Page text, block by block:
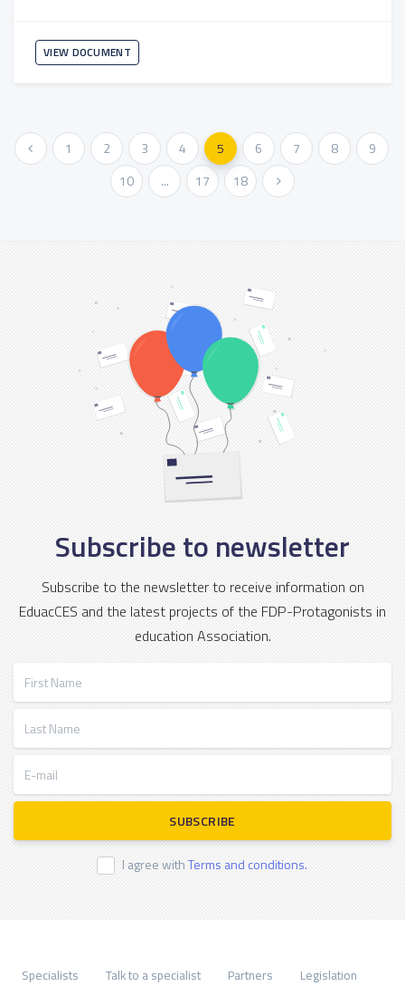
VIEW DOCUMENT
« Previous 1 2 3 4 5 6 7 8
9
10
... 17 18 Next »
Subscribe to newsletter
Subscribe to the newsletter to receive information on
EduacCES and the latest projects of the FDP-Protagonists in
education Association.
SUBSCRIBE
I agree withTerms and conditions.
Specialists Talk to a specialist Partners Legislation